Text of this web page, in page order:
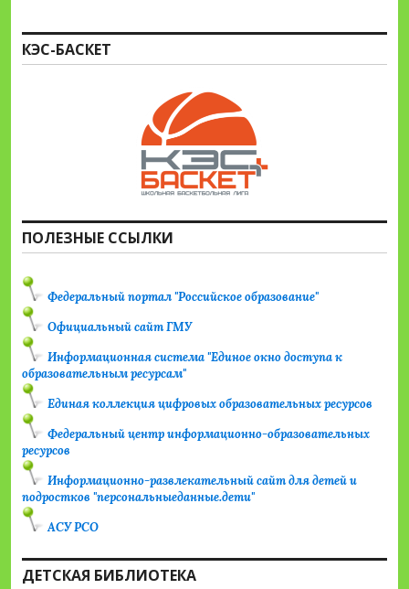
КЭС-БАСКЕТ
ПОЛЕЗНЫЕ ССЫЛКИ
Федеральный портал "Российское образование"
Официальный сайт ГМУ
Информационная система "Единое окно доступа к
образовательным ресурсам"
Единая коллекция цифровых образовательных ресурсов
Федеральный центр информационно-образовательных
ресурсов
Информационно-развлекательный сайт для детей и
подростков "персональныеданные.дети"
АСУ РСО
ДЕТСКАЯ БИБЛИОТЕКА